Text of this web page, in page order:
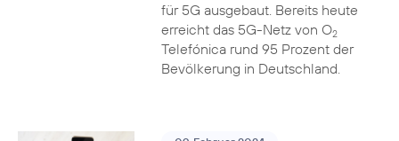
für 5G ausgebaut. Bereits heute
erreicht das 5G-Netz von O2
Telefónica rund 95 Prozent der
Bevölkerung in Deutschland.